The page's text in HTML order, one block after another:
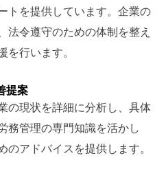
トを提供しています。企業の
法令遵守のための体制を整え
を行います。
提案
の現状を詳細に分析し、具体
務管理の専門知識を活かし
のアドバイスを提供します。